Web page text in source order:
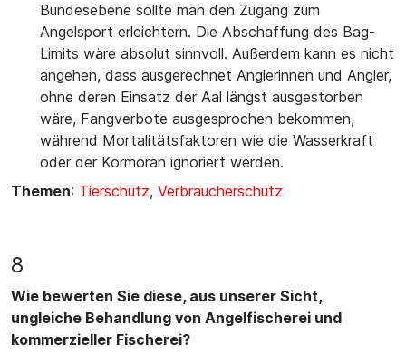
Bundesebene sollte man den Zugang zum
Angelsport erleichtern. Die Abschaffung des Bag-
Limits wäre absolut sinnvoll. Außerdem kann es nicht
angehen, dass ausgerechnet Anglerinnen und Angler,
ohne deren Einsatz der Aal längst ausgestorben
wäre, Fangverbote ausgesprochen bekommen,
während Mortalitätsfaktoren wie die Wasserkraft
oder der Kormoran ignoriert werden.
Themen: Tierschutz, Verbraucherschutz
8
Wie bewerten Sie diese, aus unserer Sicht,
ungleiche Behandlung von Angelfischerei und
kommerzieller Fischerei?